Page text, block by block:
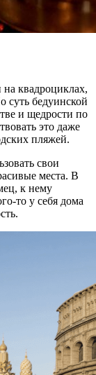
квадроциклах,
суть бедуинской
и щедрости по
это даже
пляжей.
свои
места. В
к нему
то у себя дома